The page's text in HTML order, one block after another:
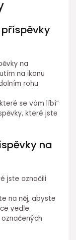
na
na ikonu
rohu
se vám líbí“
které jste
na
jste označili
na něj, abyste
vedle